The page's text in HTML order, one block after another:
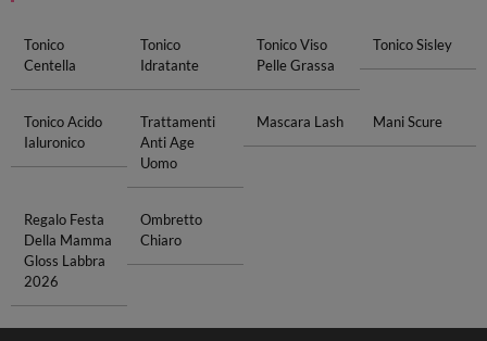
Tonico
Centella
Tonico
Idratante
Tonico Viso
Pelle Grassa
Tonico Sisley
Tonico Acido
Ialuronico
Trattamenti
Anti Age
Uomo
Mascara Lash Mani Scure
Regalo Festa
Della Mamma
Gloss Labbra
2026
Ombretto
Chiaro